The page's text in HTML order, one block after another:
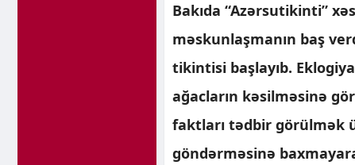
Bakıda “Azərsutikinti”
məskunlaşmanın baş
tikintisi başlayıb.
ağacların kəsilməsinə
faktları tədbir görülmək
göndərməsinə